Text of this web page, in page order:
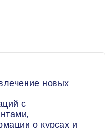
новых
с
о курсах и